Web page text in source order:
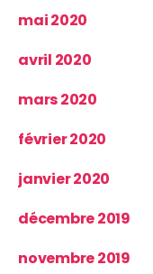
mai 2020
avril 2020
mars 2020
février 2020
janvier 2020
décembre 2019
novembre 2019